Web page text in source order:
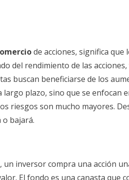
de acciones, significa
del rendimiento de las
buscan beneficiarse de los
plazo, sino que se enfocan
riesgos son mucho mayores.
o bajará.
un inversor compra una acción
El fondo es una canasta que